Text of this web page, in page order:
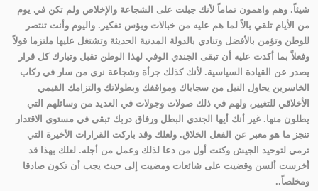
شيئاً. وهم واهمون تماماً لأنك جبلت على الشجاعة والإخلاص ولم تكن في يوم
من الأيام تلقي بالاً لما هم عليه من خبالات وبؤس تفكير. واليوم وأنت تنتصر
للوطن وتؤمن بالأفضل وتنادي بالدولة المدنية الحديثة وتشتغل عليها ملتزما قولاً
وفعلاً بما أكدت عليه أن تبقى الجندي الوفي لهذا الوطن تقبل وتبارك كل قرار
يصدر عن القيادة السياسية. لأنك كذلك جرأة وشجاعة نرى من سار في ركاب
الخاسرين يحاول النيل من سجاياك ومواقفك وبطولاتك والتزامك القيمي
الأخلاقي للتغيير، ولهم في ذلك صولات وجولات في العديد من وسائلهم التي
يطلون منها. غير أنك أيها الجندي البطل ورفاق دربك تبقى في مستوى الاقتدار
تنجز ما هو معبر عن الفعل الخلاق. ولعلك وقد باركت القرارات الأخيرة التي
ترمي لتوحيد الجيش وكنت أول من دعا لذلك وعمل من أجله. لعلك بهذا قد
أخرست ألسن وقضيت على شائعات ومضيت إلى حيث يجب أن تكون صادقا
ومخلصاً..